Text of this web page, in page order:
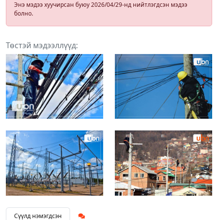
Энэ мэдээ хуучирсан буюу 2026/04/29-нд нийтлэгдсэн мэдээ
болно.
Төстэй мэдээллүүд:
Сүүлд нэмэгдсэн